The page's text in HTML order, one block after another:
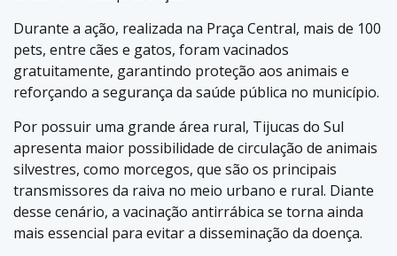
Durante a ação, realizada na Praça Central, mais de 100
pets, entre cães e gatos, foram vacinados
gratuitamente, garantindo proteção aos animais e
reforçando a segurança da saúde pública no município.
Por possuir uma grande área rural, Tijucas do Sul
apresenta maior possibilidade de circulação de animais
silvestres, como morcegos, que são os principais
transmissores da raiva no meio urbano e rural. Diante
desse cenário, a vacinação antirrábica se torna ainda
mais essencial para evitar a disseminação da doença.